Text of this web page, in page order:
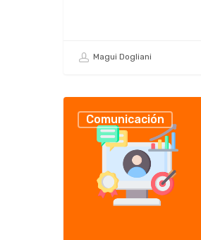
Magui Dogliani
Comunicación